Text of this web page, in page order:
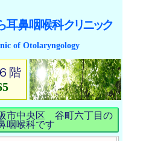
耳鼻咽喉科クリニック
of Otolaryngology
階
市中央区 谷町六丁目の
咽喉科です